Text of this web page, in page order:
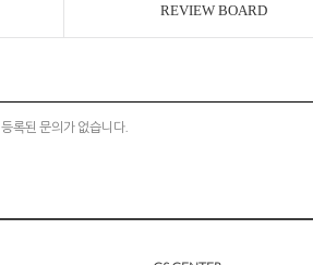
REVIEW BOARD
등록된 문의가 없습니다.